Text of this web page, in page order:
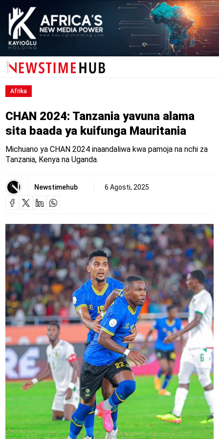
Afrika
CHAN 2024: Tanzania yavuna alama
sita baada ya kuifunga Mauritania
Michuano ya CHAN 2024 inaandaliwa kwa pamoja na nchi za
Tanzania, Kenya na Uganda.
Newstimehub 6 Agosti, 2025